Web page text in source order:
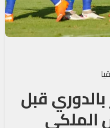
قبل
الملكي